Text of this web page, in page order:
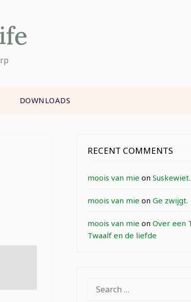
DOWNLOADS
RECENT COMMENTS
moois van mie on Suskewiet.
moois van mie on Ge zwijgt.
moois van mie on Over een
Twaalf en de liefde
FOR: